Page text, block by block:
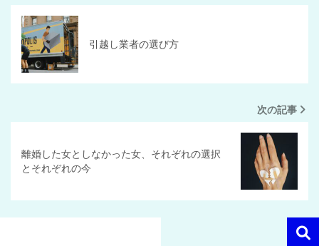
引越し業者の選び方
次の記事
離婚した女としなかった女、それぞれの選択
とそれぞれの今